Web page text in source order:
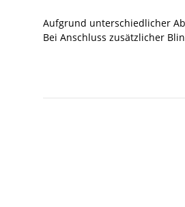
Aufgrund unterschiedlicher
Bei Anschluss zusätzlicher